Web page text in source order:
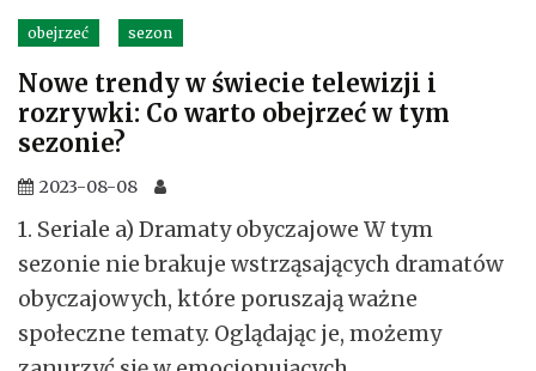
obejrzeć sezon
Nowe trendy w świecie telewizji i
rozrywki: Co warto obejrzeć w tym
sezonie?
2023-08-08
1. Seriale a) Dramaty obyczajowe W tym
sezonie nie brakuje wstrząsających dramatów
obyczajowych, które poruszają ważne
społeczne tematy. Oglądając je, możemy